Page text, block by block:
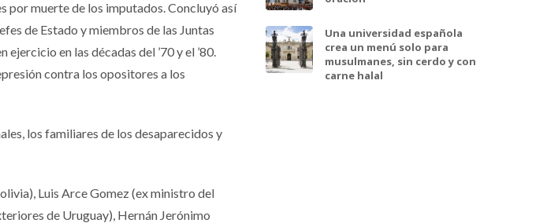
por muerte de los imputados. Concluyó así
de Estado y miembros de las Juntas
en las décadas del ’70 y el ’80.
contra los opositores a los
los familiares de los desaparecidos y
Luis Arce Gomez (ex ministro del
de Uruguay), Hernán Jerónimo
Una universidad española
crea un menú solo para
musulmanes, sin cerdo y con
carne halal